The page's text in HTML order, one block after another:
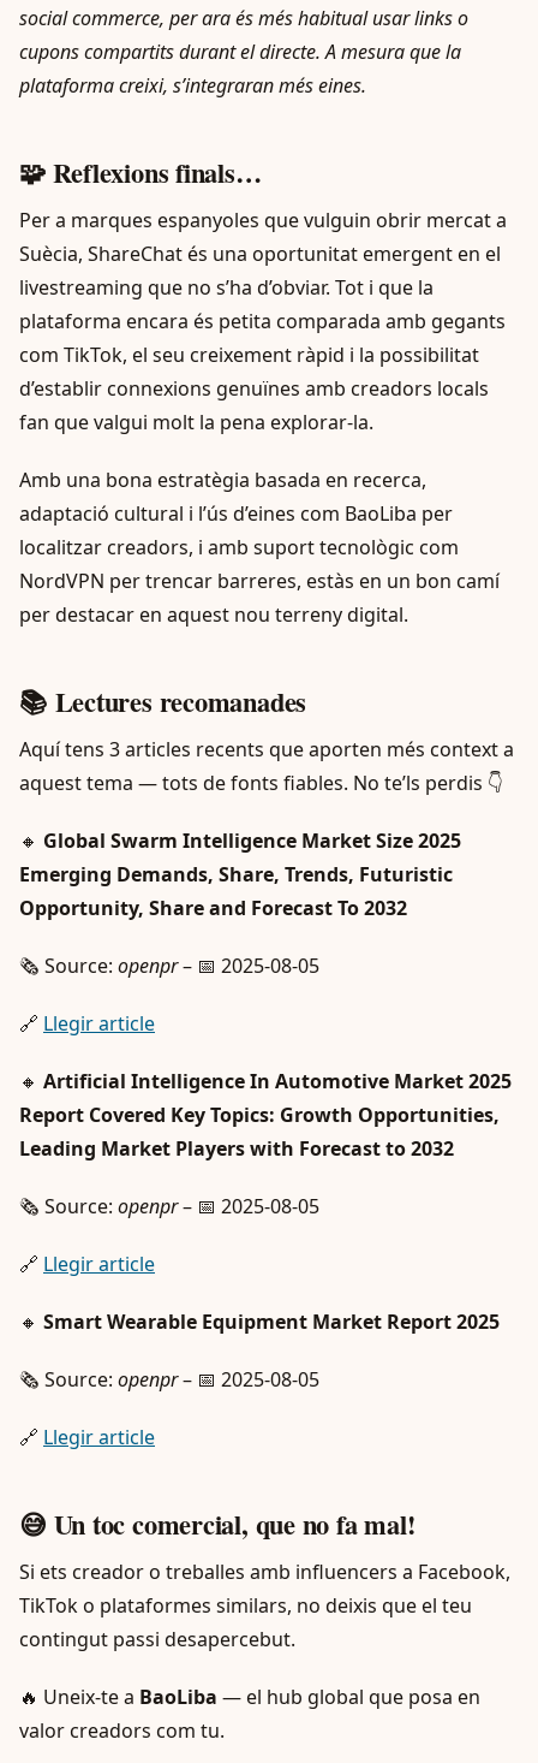
social commerce, per ara és més habitual usar links o
cupons compartits durant el directe. A mesura que la
plataforma creixi, s’integraran més eines.
🧩 Reflexions finals…
Per a marques espanyoles que vulguin obrir mercat a
Suècia, ShareChat és una oportunitat emergent en el
livestreaming que no s’ha d’obviar. Tot i que la
plataforma encara és petita comparada amb gegants
com TikTok, el seu creixement ràpid i la possibilitat
d’establir connexions genuïnes amb creadors locals
fan que valgui molt la pena explorar-la.
Amb una bona estratègia basada en recerca,
adaptació cultural i l’ús d’eines com BaoLiba per
localitzar creadors, i amb suport tecnològic com
NordVPN per trencar barreres, estàs en un bon camí
per destacar en aquest nou terreny digital.
📚 Lectures recomanades
Aquí tens 3 articles recents que aporten més context a
aquest tema — tots de fonts fiables. No te’ls perdis 👇
🔸 Global Swarm Intelligence Market Size 2025
Emerging Demands, Share, Trends, Futuristic
Opportunity, Share and Forecast To 2032
🗞️ Source: openpr– 📅 2025-08-05
🔗 Llegir article
🔸 Artificial Intelligence In Automotive Market 2025
Report Covered Key Topics: Growth Opportunities,
Leading Market Players with Forecast to 2032
🗞️ Source: openpr– 📅 2025-08-05
🔗 Llegir article
🔸 Smart Wearable Equipment Market Report 2025
🗞️ Source: openpr– 📅 2025-08-05
🔗 Llegir article
😅 Un toc comercial, que no fa mal!
Si ets creador o treballes amb influencers a Facebook,
TikTok o plataformes similars, no deixis que el teu
contingut passi desapercebut.
🔥 Uneix-te a BaoLiba — el hub global que posa en
valor creadors com tu.